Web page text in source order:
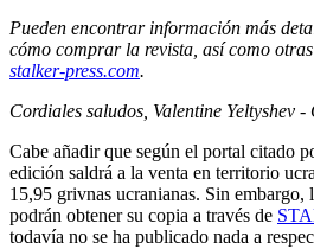
Pueden encontrar información más
cómo comprar la revista, así como
stalker-press.com.
Cordiales saludos, Valentine Yeltyshev
Cabe añadir que según el portal citado
edición saldrá a la venta en territorio
15,95 grivnas ucranianas. Sin embargo,
podrán obtener su copia a través de
todavía no se ha publicado nada a